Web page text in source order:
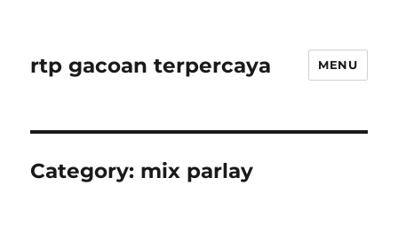
rtp gacoan terpercaya MENU
Category: mix parlay